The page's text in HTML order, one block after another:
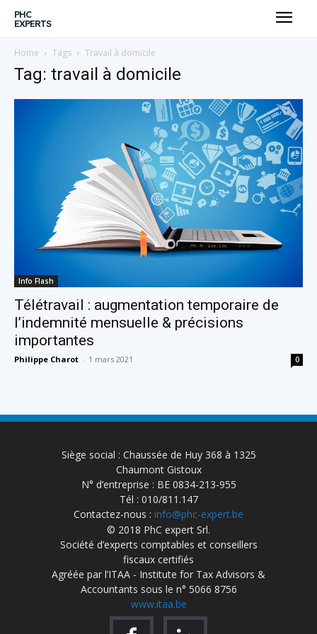
PHC
EXPERTS
Home Tags Travail à domicile
Tag: travail à domicile
Info Flash
Télétravail : augmentation temporaire de
l’indemnité mensuelle & précisions
importantes
Philippe Charot - 1 mars 2021 0
Siège social : Chaussée de Huy 368 à 1325
Chaumont Gistoux
N° d’entreprise : BE 0834-213-955
Tél : 010/811.147
Contactez-nous : info@phc-expert.be
© 2018 PhC expert Srl.
Société d’experts comptables et conseillers
fiscaux certifiés
Agréée par l’ITAA - Institute for Tax Advisors &
Accountants sous le n° 5066 8756
www.itaa.be